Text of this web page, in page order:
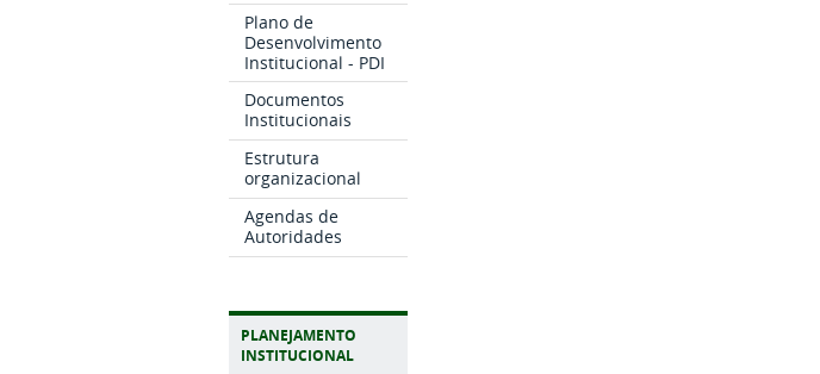
Plano de
Desenvolvimento
Institucional - PDI
Documentos
Institucionais
Estrutura
organizacional
Agendas de
Autoridades
PLANEJAMENTO
INSTITUCIONAL